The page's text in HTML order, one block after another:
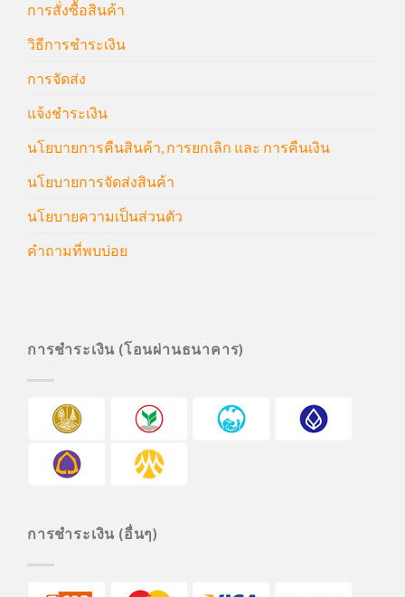
การสั่งซื้อสินค้า
วิธีการชำระเงิน
การจัดส่ง
แจ้งชำระเงิน
นโยบายการคืนสินค้า, การยกเลิก และ การคืนเงิน
นโยบายการจัดส่งสินค้า
นโยบายความเป็นส่วนตัว
คำถามที่พบบ่อย
การชำระเงิน (โอนผ่านธนาคาร)
การชำระเงิน (อื่นๆ)